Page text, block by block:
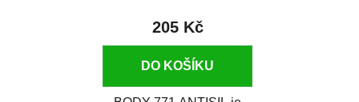
205 Kč
DO KOŠÍKU